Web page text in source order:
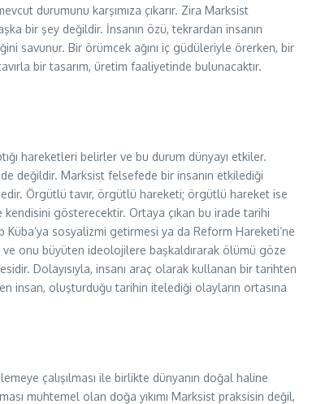
durumunu karşımıza çıkarır. Zira Marksist
bir şey değildir. İnsanın özü, tekrardan insanın
savunur. Bir örümcek ağını iç güdüleriyle örerken, bir
bir tasarım, üretim faaliyetinde bulunacaktır.
hareketleri belirler ve bu durum dünyayı etkiler.
değildir. Marksist felsefede bir insanın etkilediği
Örgütlü tavır, örgütlü hareketi; örgütlü hareket ise
kendisini gösterecektir. Ortaya çıkan bu irade tarihi
sosyalizmi getirmesi ya da Reform Hareketi’ne
onu büyüten ideolojilere başkaldırarak ölümü göze
Dolayısıyla, insanı araç olarak kullanan bir tarihten
insan, oluşturduğu tarihin itelediği olayların ortasına
çalışılması ile birlikte dünyanın doğal haline
muhtemel olan doğa yıkımı Marksist praksisin değil,